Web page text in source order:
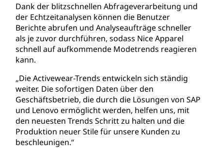
Dank der blitzschnellen Abfrageverarbeitung und
der Echtzeitanalysen können die Benutzer
Berichte abrufen und Analyseaufträge schneller
als je zuvor durchführen, sodass Nice Apparel
schnell auf aufkommende Modetrends reagieren
kann.
„Die Activewear-Trends entwickeln sich ständig
weiter. Die sofortigen Daten über den
Geschäftsbetrieb, die durch die Lösungen von SAP
und Lenovo ermöglicht werden, helfen uns, mit
den neuesten Trends Schritt zu halten und die
Produktion neuer Stile für unsere Kunden zu
beschleunigen.“